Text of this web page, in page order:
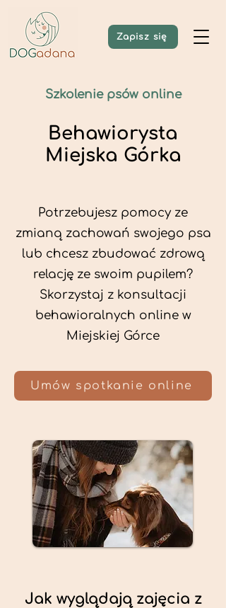
Zapisz się
Szkolenie psów online
Behawiorysta
Miejska Górka
Potrzebujesz pomocy ze
zmianą zachowań swojego psa
lub chcesz zbudować zdrową
relację ze swoim pupilem?
Skorzystaj z konsultacji
behawioralnych online w
Miejskiej Górce
Umów spotkanie online
Jak wyglądają zajęcia z